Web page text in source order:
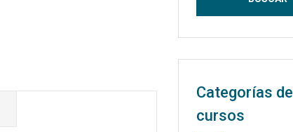
Categorías de
cursos